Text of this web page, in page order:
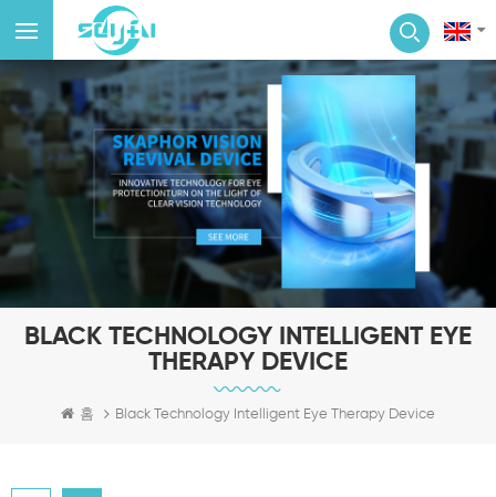
BLACK TECHNOLOGY INTELLIGENT EYE
THERAPY DEVICE
홈 Black Technology Intelligent Eye Therapy Device